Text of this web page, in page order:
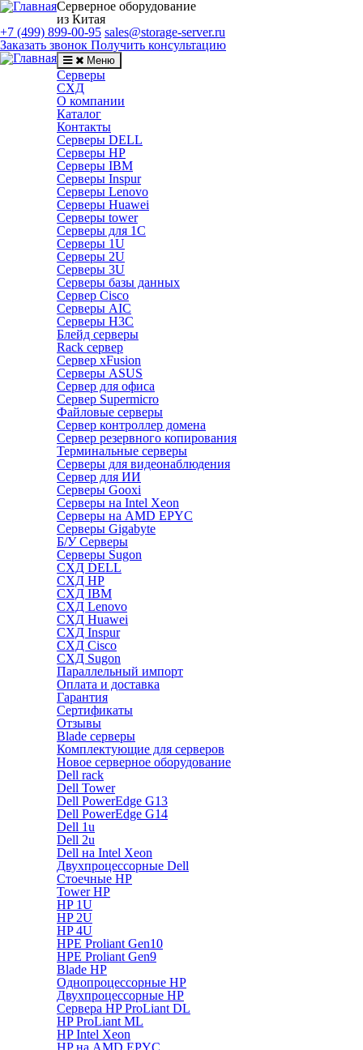
Серверное оборудование
из Китая
+7 (499) 899-00-95 sales@storage-server.ru
Заказать звонок Получить консультацию
Меню
Серверы
СХД
О компании
Каталог
Контакты
Серверы DELL
Серверы HP
Серверы IBM
Серверы Inspur
Серверы Lenovo
Серверы Huawei
Серверы tower
Серверы для 1C
Серверы 1U
Серверы 2U
Серверы 3U
Серверы базы данных
Сервер Cisco
Серверы AIC
Серверы H3C
Блейд серверы
Rack сервер
Сервер xFusion
Серверы ASUS
Сервер для офиса
Сервер Supermicro
Файловые серверы
Сервер контроллер домена
Сервер резервного копирования
Терминальные серверы
Серверы для видеонаблюдения
Сервер для ИИ
Серверы Gooxi
Серверы на Intel Xeon
Серверы на AMD EPYC
Серверы Gigabyte
Б/У Серверы
Серверы Sugon
СХД DELL
СХД HP
СХД IBM
СХД Lenovo
СХД Huawei
СХД Inspur
СХД Cisco
СХД Sugon
Параллельный импорт
Оплата и доставка
Гарантия
Сертификаты
Отзывы
Blade серверы
Комплектующие для серверов
Новое серверное оборудование
Dell rack
Dell Tower
Dell PowerEdge G13
Dell PowerEdge G14
Dell 1u
Dell 2u
Dell на Intel Xeon
Двухпроцессорные Dell
Стоечные HP
Tower HP
HP 1U
HP 2U
HP 4U
HPE Proliant Gen10
HPE Proliant Gen9
Blade HP
Однопроцессорные HP
Двухпроцессорные HP
Сервера HP ProLiant DL
HP ProLiant ML
HP Intel Xeon
HP на AMD EPYC